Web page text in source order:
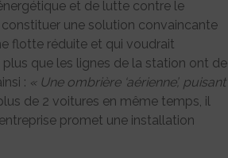
et de lutte contre le
une solution convaincante
flotte réduite et qui voudrait
plus que les lignes de la station ont de
: « Une ombrière ‘aérienne’, puisant
de 2 voitures en même temps, il
promet une installation